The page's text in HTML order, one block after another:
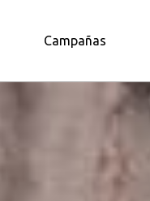
Campañas